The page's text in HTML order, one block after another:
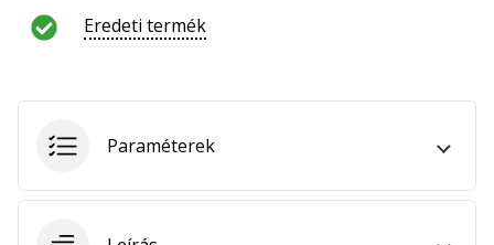
Minden cikk
Eredeti termék
Paraméterek